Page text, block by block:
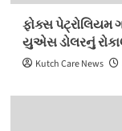
ફોક્સ પેટ્રોલિયમ
યુએસ ડોલરનું
Kutch Care News